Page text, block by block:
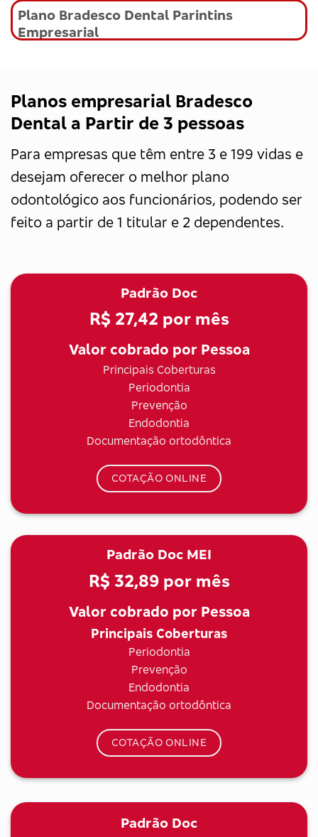
Plano Bradesco Dental Parintins
Empresarial
Planos empresarial Bradesco
Dental a Partir de 3 pessoas
Para empresas que têm entre 3 e 199 vidas e
desejam oferecer o melhor plano
odontológico aos funcionários, podendo ser
feito a partir de 1 titular e 2 dependentes.
Padrão Doc
R$ 27,42 por mês
Valor cobrado por Pessoa
Principais Coberturas
Periodontia
Prevenção
Endodontia
Documentação ortodôntica
COTAÇÃO ONLINE
Padrão Doc MEI
R$ 32,89por mês
Valor cobrado por Pessoa
Principais Coberturas
Periodontia
Prevenção
Endodontia
Documentação ortodôntica
COTAÇÃO ONLINE
Padrão Doc